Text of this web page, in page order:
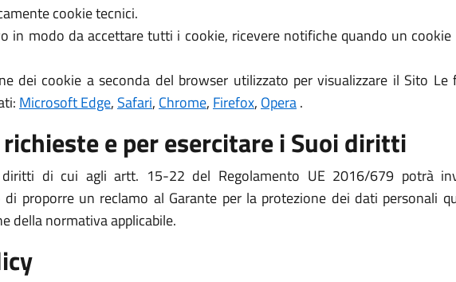
cookie tecnici.
in modo da accettare tutti i cookie, ricevere notifiche quando un
dei cookie a seconda del browser utilizzato per visualizzare il Sito Le
Microsoft Edge, Safari, Chrome, Firefox, Opera.
e per esercitare i Suoi diritti
di cui agli artt. 15-22 del Regolamento UE 2016/679 potrà
proporre un reclamo al Garante per la protezione dei dati personali
della normativa applicabile.